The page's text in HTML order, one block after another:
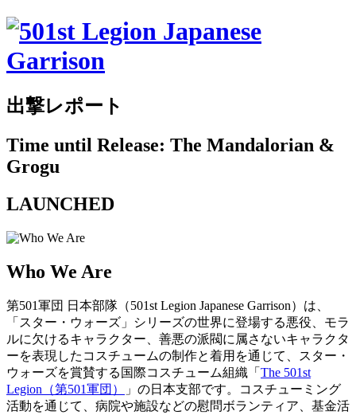
出撃レポート
Time until Release: The Mandalorian &
Grogu
LAUNCHED
Who We Are
第501軍団 日本部隊（501st Legion Japanese Garrison）は、
「スター・ウォーズ」シリーズの世界に登場する悪役、モラ
ルに欠けるキャラクター、善悪の派閥に属さないキャラクタ
ーを表現したコスチュームの制作と着用を通じて、スター・
ウォーズを賞賛する国際コスチューム組織「 The 501st
Legion（第501軍団）
」の日本支部です。コスチューミング
活動を通じて、病院や施設などの慰問ボランティア、基金活